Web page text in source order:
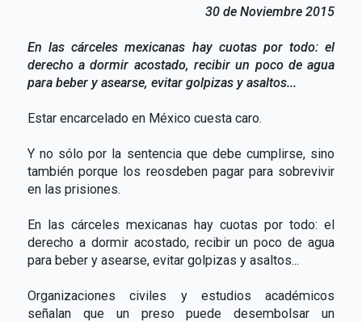
30 de Noviembre 2015
En las cárceles mexicanas hay cuotas por todo: el
derecho a dormir acostado, recibir un poco de agua
para beber y asearse, evitar golpizas y asaltos...
Estar encarcelado en México cuesta caro.
Y no sólo por la sentencia que debe cumplirse, sino
también porque los reosdeben pagar para sobrevivir
en las prisiones.
En las cárceles mexicanas hay cuotas por todo: el
derecho a dormir acostado, recibir un poco de agua
para beber y asearse, evitar golpizas y asaltos...
Organizaciones civiles y estudios académicos
señalan que un preso puede desembolsar un